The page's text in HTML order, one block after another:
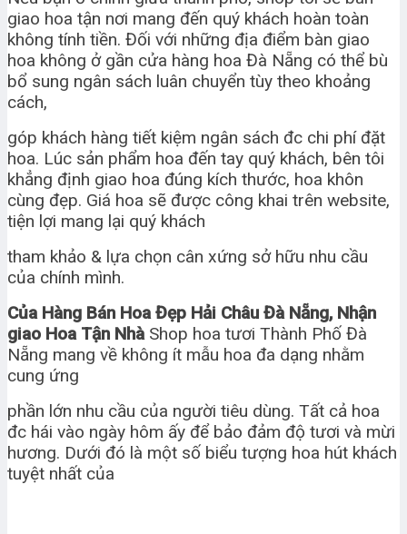
giao hoa tận nơi mang đến quý khách hoàn toàn
không tính tiền. Đối với những địa điểm bàn giao
hoa không ở gần cửa hàng hoa Đà Nẵng có thể bù
bổ sung ngân sách luân chuyển tùy theo khoảng
cách,
góp khách hàng tiết kiệm ngân sách đc chi phí đặt
hoa. Lúc sản phẩm hoa đến tay quý khách, bên tôi
khẳng định giao hoa đúng kích thước, hoa khôn
cùng đẹp. Giá hoa sẽ được công khai trên website,
tiện lợi mang lại quý khách
tham khảo & lựa chọn cân xứng sở hữu nhu cầu
của chính mình.
Của Hàng Bán Hoa Đẹp Hải Châu Đà Nẵng, Nhận
giao Hoa Tận Nhà Shop hoa tươi Thành Phố Đà
Nẵng mang về không ít mẫu hoa đa dạng nhằm
cung ứng
phần lớn nhu cầu của người tiêu dùng. Tất cả hoa
đc hái vào ngày hôm ấy để bảo đảm độ tươi và mừi
hương. Dưới đó là một số biểu tượng hoa hút khách
tuyệt nhất của